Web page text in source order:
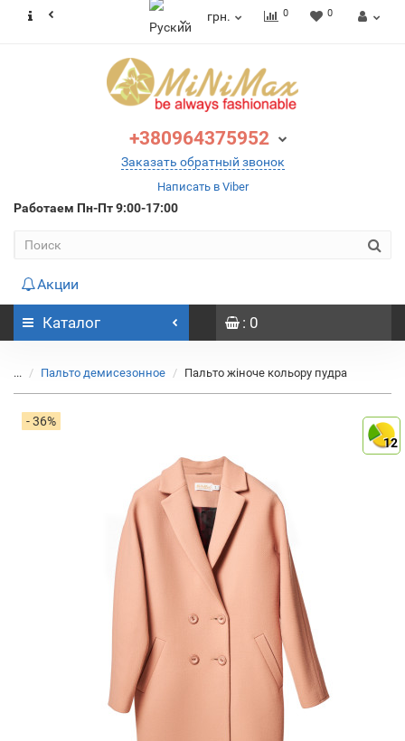
грн. 0 0
+380964375952
Заказать обратный звонок
Написать в Viber
Работаем Пн-Пт 9:00-17:00
Акции
Каталог : 0
... Пальто демисезонное Пальто жіноче кольору пудра
12
- 36%